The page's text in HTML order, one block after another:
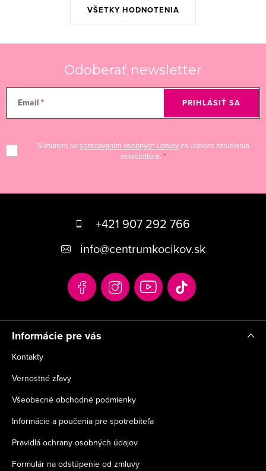
VŠETKY HODNOTENIA
Odoberať newsletter
Email
Súhlasím sospracovaním osobných údajovza účelom zasielania
newslettera.
PRIHLÁSIŤ SA
e
+421 907 292 766
info@centrumkocikov.sk
Informácie pre vás
Kontakty
Vernostné zľavy
Všeobecné obchodné podmienky
Informácie a poučenia pre spotrebiteľa
Pravidlá ochrany osobných údajov
Formulár na odstúpenie od zmluvy